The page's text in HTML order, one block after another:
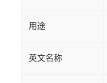
用途
英文名称